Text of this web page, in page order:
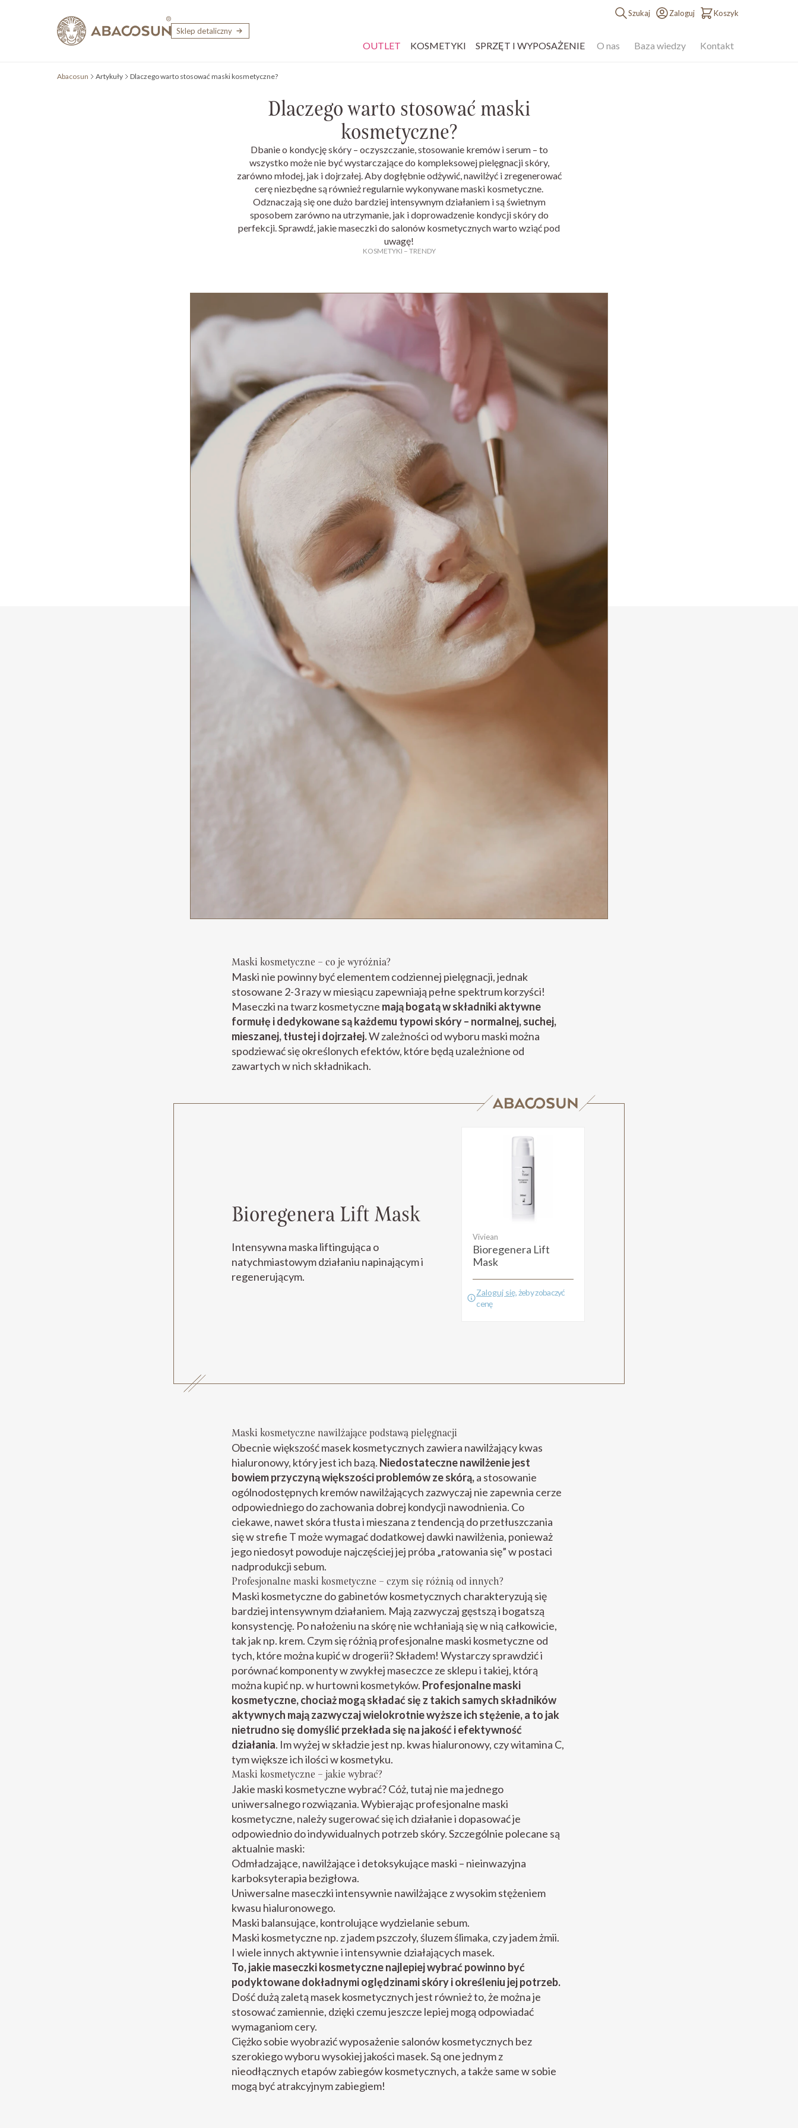
Sklep detaliczny
Szukaj Zaloguj Koszyk
OUTLET KOSMETYKI SPRZĘT I WYPOSAŻENIE O nas Baza wiedzy Kontakt
Abacosun Artykuły Dlaczego warto stosować maski kosmetyczne?
Dlaczego warto stosować maski
kosmetyczne?
Dbanie o kondycję skóry – oczyszczanie, stosowanie kremów i serum – to
wszystko może nie być wystarczające do kompleksowej pielęgnacji skóry,
zarówno młodej, jak i dojrzałej.​​​​​​ Aby dogłębnie odżywić, nawilżyć i zregenerować
cerę niezbędne są również regularnie wykonywane maski kosmetyczne.
Odznaczają się one dużo bardziej intensywnym działaniem i są świetnym
sposobem zarówno na utrzymanie, jak i doprowadzenie kondycji skóry do
perfekcji. Sprawdź, jakie maseczki do salonów kosmetycznych warto wziąć pod
uwagę!
KOSMETYKI – TRENDY
Maski kosmetyczne – co je wyróżnia?
Maski nie powinny być elementem codziennej pielęgnacji, jednak
stosowane 2-3 razy w miesiącu zapewniają pełne spektrum korzyści!
Maseczki na twarz kosmetyczne mają bogatą w składniki aktywne
formułę i dedykowane są każdemu typowi skóry – normalnej, suchej,
mieszanej, tłustej i dojrzałej.W zależności od wyboru maski można
spodziewać się określonych efektów, które będą uzależnione od
zawartych w nich składnikach.
Bioregenera Lift Mask
Intensywna maska liftingująca o
natychmiastowym działaniu napinającym i
regenerującym.
Viviean
Bioregenera Lift
Mask
Zaloguj się, żeby zobaczyć
cenę
Maski kosmetyczne nawilżające podstawą pielęgnacji
Obecnie większość masek kosmetycznych zawiera nawilżający kwas
hialuronowy, który jest ich bazą. Niedostateczne nawilżenie jest
bowiem przyczyną większości problemów ze skórą,a stosowanie
ogólnodostępnych kremów nawilżających zazwyczaj nie zapewnia cerze
odpowiedniego do zachowania dobrej kondycji nawodnienia. Co
ciekawe, nawet skóra tłusta i mieszana z tendencją do przetłuszczania
się w strefie T może wymagać dodatkowej dawki nawilżenia, ponieważ
jego niedosyt powoduje najczęściej jej próba „ratowania się” w postaci
nadprodukcji sebum.
Profesjonalne maski kosmetyczne – czym się różnią od innych?
Maski kosmetyczne do gabinetów kosmetycznych charakteryzują się
bardziej intensywnym działaniem. Mają zazwyczaj gęstszą i bogatszą
konsystencję. Po nałożeniu na skórę nie wchłaniają się w nią całkowicie,
tak jak np. krem. Czym się różnią profesjonalne maski kosmetyczne od
tych, które można kupić w drogerii? Składem! Wystarczy sprawdzić i
porównać komponenty w zwykłej maseczce ze sklepu i takiej, którą
można kupić np. w hurtowni kosmetyków. Profesjonalne maski
kosmetyczne, chociaż mogą składać się z takich samych składników
aktywnych mają zazwyczaj wielokrotnie wyższe ich stężenie, a to jak
nietrudno się domyślić przekłada się na jakość i efektywność
działania. Im wyżej w składzie jest np. kwas hialuronowy, czy witamina C,
tym większe ich ilości w kosmetyku.
Maski kosmetyczne – jakie wybrać?
Jakie maski kosmetyczne wybrać? Cóż, tutaj nie ma jednego
uniwersalnego rozwiązania. Wybierając profesjonalne maski
kosmetyczne, należy sugerować się ich działanie i dopasować je
odpowiednio do indywidualnych potrzeb skóry. Szczególnie polecane są
aktualnie maski:
Odmładzające, nawilżające i detoksykujące maski – nieinwazyjna
karboksyterapia bezigłowa.
Uniwersalne maseczki intensywnie nawilżające z wysokim stężeniem
kwasu hialuronowego.
Maski balansujące, kontrolujące wydzielanie sebum.
Maski kosmetyczne np. z jadem pszczoły, śluzem ślimaka, czy jadem żmii.
I wiele innych aktywnie i intensywnie działających masek.
To, jakie maseczki kosmetyczne najlepiej wybrać powinno być
podyktowane dokładnymi oględzinami skóry i określeniu jej potrzeb.
Dość dużą zaletą masek kosmetycznych jest również to, że można je
stosować zamiennie, dzięki czemu jeszcze lepiej mogą odpowiadać
wymaganiom cery.
Ciężko sobie wyobrazić wyposażenie salonów kosmetycznych bez
szerokiego wyboru wysokiej jakości masek. Są one jednym z
nieodłącznych etapów zabiegów kosmetycznych, a także same w sobie
mogą być atrakcyjnym zabiegiem!